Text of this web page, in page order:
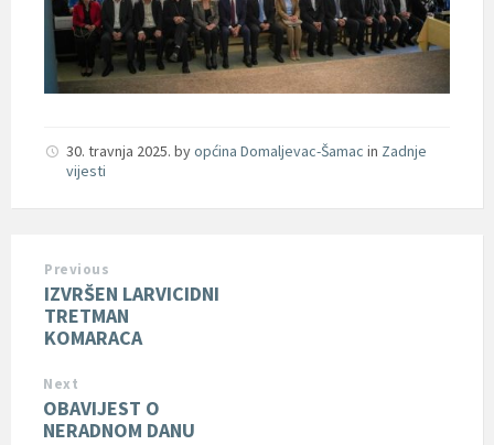
30. travnja 2025. byopćina Domaljevac-Šamac in Zadnje
vijesti
Previous
IZVRŠEN LARVICIDNI
TRETMAN
KOMARACA
Next
OBAVIJEST O
NERADNOM DANU